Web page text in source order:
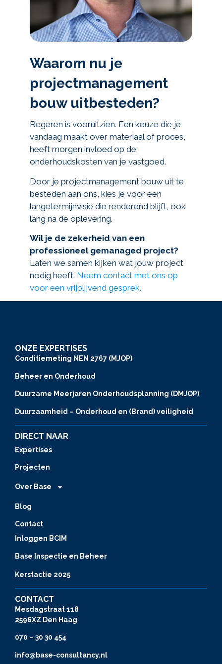
Waarom nu je
projectmanagement
bouw uitbesteden?
Regeren is vooruitzien. Een keuze die je
vandaag maakt over materiaal of proces,
heeft morgen invloed op de
onderhoudskosten van je vastgoed.
Door je projectmanagement bouw uit te
besteden aan ons, kies je voor een
langetermijnvisie die renderend blijft, ook
lang na de oplevering.
Wil je de zekerheid van een
professioneel gemanaged project?
Laten we samen kijken wat jouw project
nodig heeft. Neem contact met ons op
voor een vrijblijvend gesprek.
ONZE EXPERTISES
Conditiemeting NEN 2767 (MJOP)
Beheer en Onderhoud
Duurzame Meerjaren Onderhoudsplanning (DMJOP)
Duurzaamheid – Onderhoud en (Brand) veiligheid
DIRECT NAAR
Expertises
Projecten
Over Base
Blog
Contact
Inloggen BCIM
Base Inspectie en Beheer
Kerstactie 2025
CONTACT
Mesdagstraat 118
2596XZ Den Haag
070 – 30 30 454
info@base-consultancy.nl